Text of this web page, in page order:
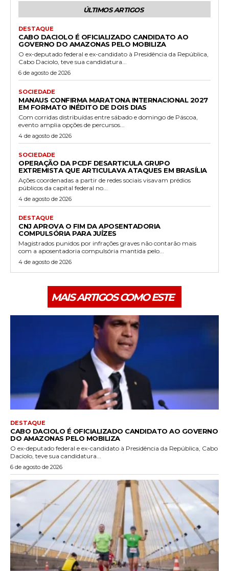
ÚLTIMOS ARTIGOS
DESTAQUE
CABO DACIOLO É OFICIALIZADO CANDIDATO AO
GOVERNO DO AMAZONAS PELO MOBILIZA
O ex-deputado federal e ex-candidato à Presidência da República,
Cabo Daciolo, teve sua candidatura...
6 de agosto de 2026
SOCIEDADE
MANAUS CONFIRMA MARATONA INTERNACIONAL 2027
EM FORMATO INÉDITO DE DOIS DIAS
Com corridas distribuídas entre sábado e domingo de Páscoa,
evento amplia opções de percursos...
4 de agosto de 2026
SOCIEDADE
OPERAÇÃO DA PCDF DESARTICULA GRUPO
EXTREMISTA QUE ARTICULAVA ATAQUES EM BRASÍLIA
Ações coordenadas a partir de redes sociais visavam prédios
públicos da capital federal no...
4 de agosto de 2026
DESTAQUE
CNJ APROVA O FIM DA APOSENTADORIA
COMPULSÓRIA PARA JUÍZES
Magistrados punidos por infrações graves não contarão mais
com a aposentadoria compulsória mantida pelo...
4 de agosto de 2026
MAIS ARTIGOS COMO ESTE
DESTAQUE
CABO DACIOLO É OFICIALIZADO CANDIDATO AO GOVERNO
DO AMAZONAS PELO MOBILIZA
O ex-deputado federal e ex-candidato à Presidência da República, Cabo
Daciolo, teve sua candidatura...
6 de agosto de 2026